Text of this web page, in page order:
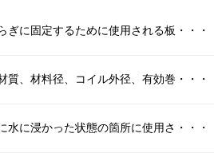
ぎに固定するために使用される板・・・
質、材料径、コイル外径、有効巻・・・
水に浸かった状態の箇所に使用さ・・・